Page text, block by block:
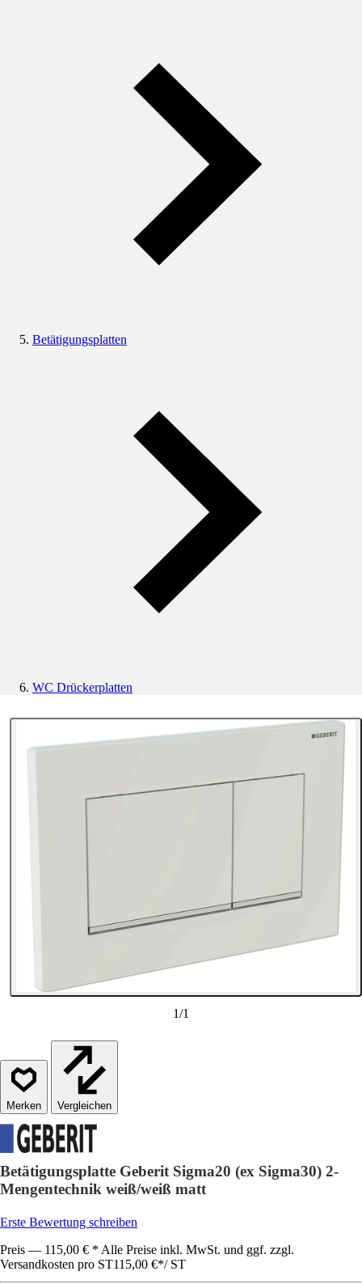
Betätigungsplatten
WC Drückerplatten
1/1
Vergleichen
Betätigungsplatte Geberit Sigma20 (ex Sigma30) 2-
Mengentechnik weiß/weiß matt
Erste Bewertung schreiben
Preis — 115,00 € * Alle Preise inkl. MwSt. und ggf. zzgl.
Versandkosten pro ST115,00 €*/ ST